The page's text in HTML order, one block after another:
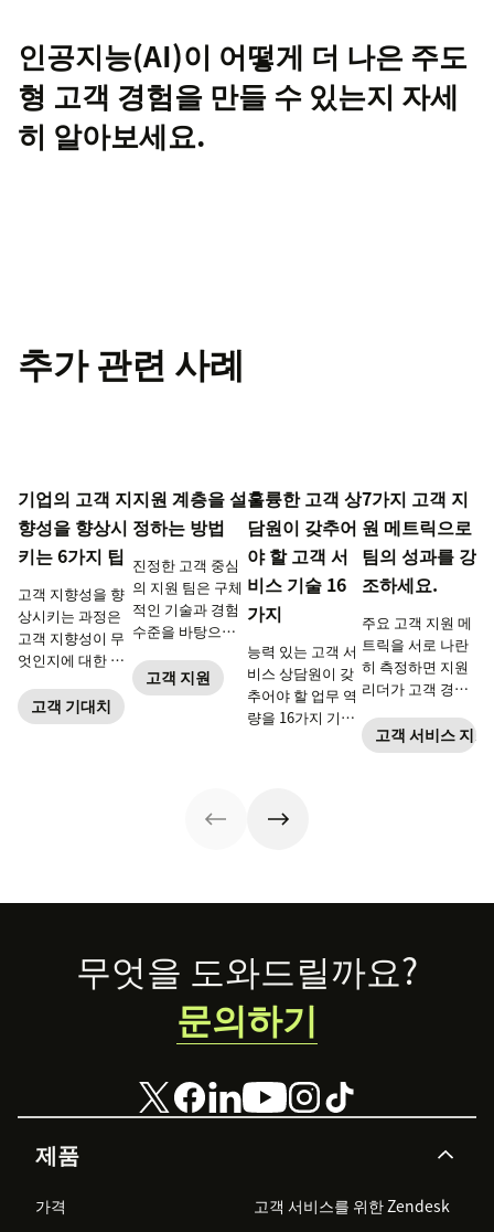
인공지능(AI)이 어떻게 더 나은 주도
형 고객 경험을 만들 수 있는지 자세
히 알아보세요.
추가 관련 사례
기업의 고객 지
향성을 향상시
키는 6가지 팁
고객 지향성을 향
상시키는 과정은
고객 지향성이 무
엇인지에 대한 이
효율적인 고객 지
향 전략을 구축하
고객 기대치
지원 계층을 설
정하는 방법
진정한 고객 중심
의 지원 팀은 구체
적인 기술과 경험
수준을 바탕으로
구성됩니다.
고객 지원
훌륭한 고객 상
담원이 갖추어
야 할 고객 서
비스 기술 16
가지
능력 있는 고객 서
비스 상담원이 갖
추어야 할 업무 역
량을 16가지 기술
기술을 연마하는
7가지 고객 지
원 메트릭으로
팀의 성과를 강
조하세요.
주요 고객 지원 메
트릭을 서로 나란
히 측정하면 지원
리더가 고객 경험
인할 수 있습니다.
고객 서비스 지표
Footer
제품
가격
고객 서비스를 위한 Zendesk
무엇을 도와드릴까요?
문의하기